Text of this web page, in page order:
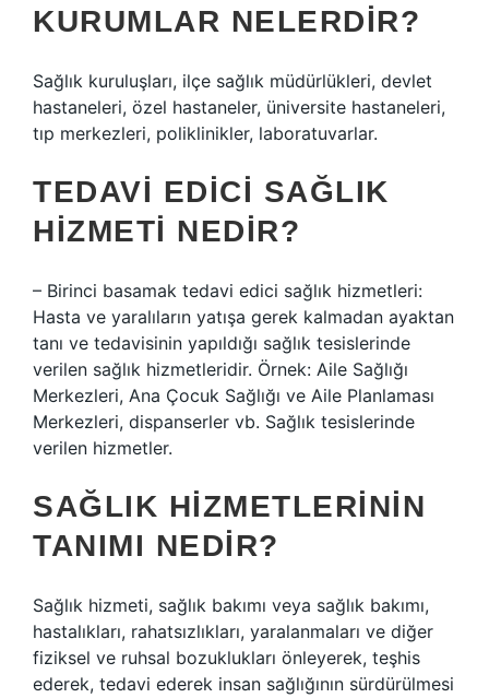
KURUMLAR NELERDIR?
Sağlık kuruluşları, ilçe sağlık müdürlükleri, devlet
hastaneleri, özel hastaneler, üniversite hastaneleri,
tıp merkezleri, poliklinikler, laboratuvarlar.
TEDAVI EDICI SAĞLIK
HIZMETI NEDIR?
– Birinci basamak tedavi edici sağlık hizmetleri:
Hasta ve yaralıların yatışa gerek kalmadan ayaktan
tanı ve tedavisinin yapıldığı sağlık tesislerinde
verilen sağlık hizmetleridir. Örnek: Aile Sağlığı
Merkezleri, Ana Çocuk Sağlığı ve Aile Planlaması
Merkezleri, dispanserler vb. Sağlık tesislerinde
verilen hizmetler.
SAĞLIK HIZMETLERININ
TANIMI NEDIR?
Sağlık hizmeti, sağlık bakımı veya sağlık bakımı,
hastalıkları, rahatsızlıkları, yaralanmaları ve diğer
fiziksel ve ruhsal bozuklukları önleyerek, teşhis
ederek, tedavi ederek insan sağlığının sürdürülmesi